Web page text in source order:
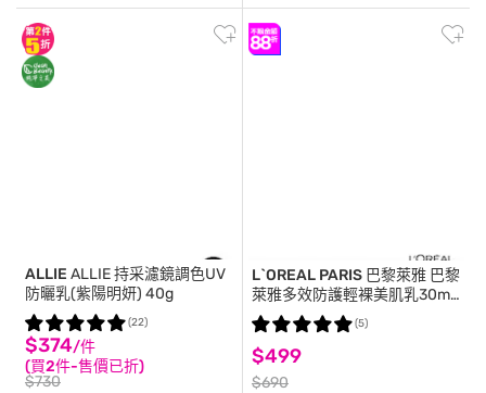
ALLIE ALLIE 持采濾鏡調色UV
防曬乳(紫陽明妍) 40g
$374/件
(買2件-售價已折)
$730
(22)
L`OREAL PARIS 巴黎萊雅 巴黎
萊雅多效防護輕裸美肌乳30ml
#美肌小金管
$499
$690
(5)